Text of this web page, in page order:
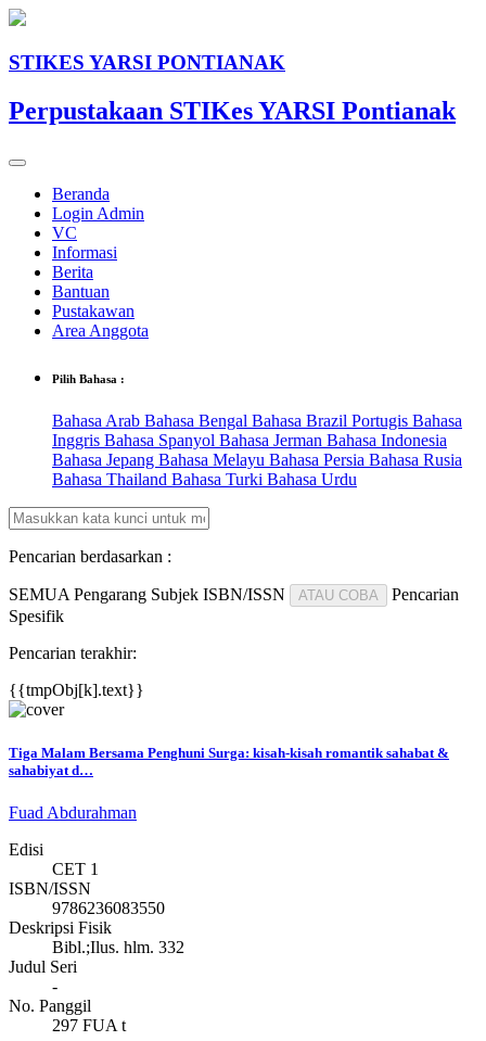
STIKES YARSI PONTIANAK
Perpustakaan STIKes YARSI Pontianak
Beranda
Login Admin
VC
Informasi
Berita
Bantuan
Pustakawan
Area Anggota
Pilih Bahasa :
Bahasa Arab Bahasa Bengal Bahasa Brazil Portugis Bahasa
Inggris Bahasa Spanyol Bahasa Jerman Bahasa Indonesia
Bahasa Jepang Bahasa Melayu Bahasa Persia Bahasa Rusia
Bahasa Thailand Bahasa Turki Bahasa Urdu
Pencarian berdasarkan :
SEMUA Pengarang Subjek ISBN/ISSN ATAU COBA
Pencarian
Spesifik
Pencarian terakhir:
{{tmpObj[k].text}}
Tiga Malam Bersama Penghuni Surga: kisah-kisah romantik sahabat &
sahabiyat d…
Fuad Abdurahman
Edisi
CET 1
ISBN/ISSN
9786236083550
Deskripsi Fisik
Bibl.;Ilus. hlm. 332
Judul Seri
-
No. Panggil
297 FUA t